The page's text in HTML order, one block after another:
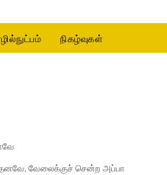
நிகழ்வுகள்
வேலைக்குச் சென்ற அப்பா